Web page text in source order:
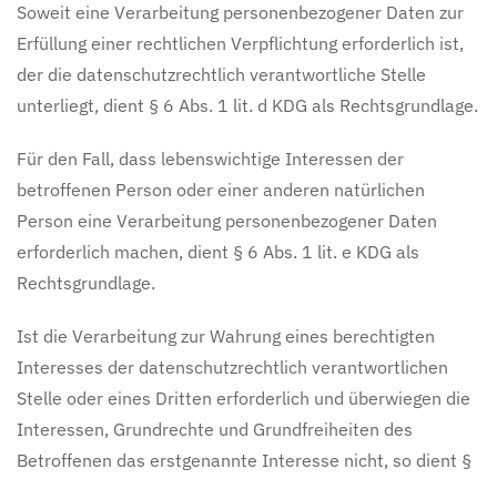
Soweit eine Verarbeitung personenbezogener Daten zur
Erfüllung einer rechtlichen Verpflichtung erforderlich ist,
der die datenschutzrechtlich verantwortliche Stelle
unterliegt, dient § 6 Abs. 1 lit. d KDG als Rechtsgrundlage.
Für den Fall, dass lebenswichtige Interessen der
betroffenen Person oder einer anderen natürlichen
Person eine Verarbeitung personenbezogener Daten
erforderlich machen, dient § 6 Abs. 1 lit. e KDG als
Rechtsgrundlage.
Ist die Verarbeitung zur Wahrung eines berechtigten
Interesses der datenschutzrechtlich verantwortlichen
Stelle oder eines Dritten erforderlich und überwiegen die
Interessen, Grundrechte und Grundfreiheiten des
Betroffenen das erstgenannte Interesse nicht, so dient §